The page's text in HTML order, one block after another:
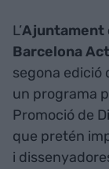
L’Ajuntament
Barcelona
segona edició
un programa
Promoció de
que pretén
i